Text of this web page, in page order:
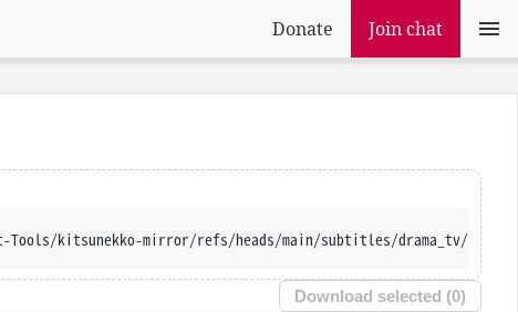
Donate Join chat
subtitles/drama_tv/Innocent%20Days/
Download selected (0)